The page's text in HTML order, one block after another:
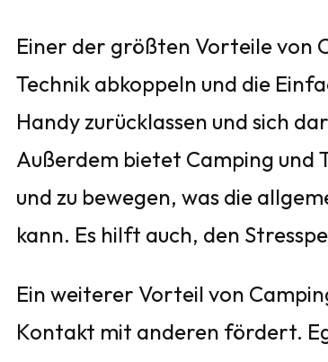
Einer der größten Vorteile von
Technik abkoppeln und die
Handy zurücklassen und sich
Außerdem bietet Camping und
und zu bewegen, was die
kann. Es hilft auch, den
Ein weiterer Vorteil von
Kontakt mit anderen fördert.